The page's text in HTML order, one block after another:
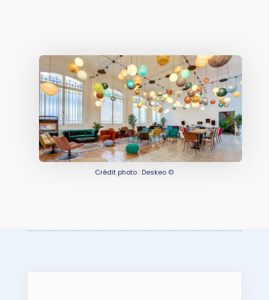
Crédit photo : Deskeo ©